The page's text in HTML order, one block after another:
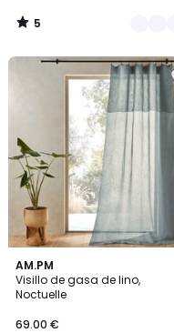
5
/
AM.PM
Visillo de gasa de lino,
Noctuelle
69.00 €
4,2
/ 5
2
Colores